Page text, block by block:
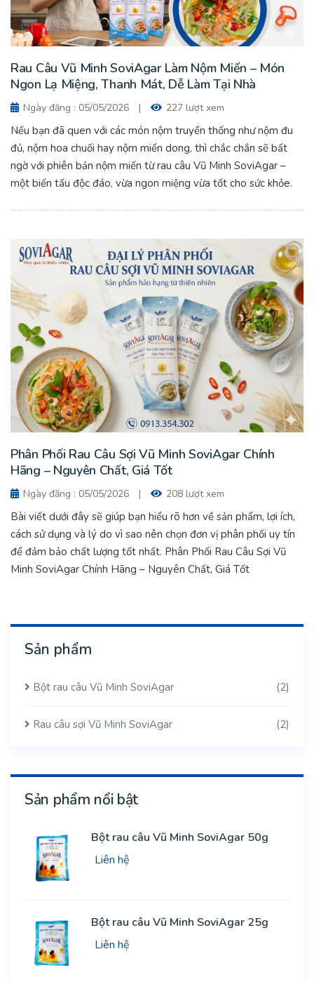
Rau Câu Vũ Minh SoviAgar Làm Nộm Miến – Món
Ngon Lạ Miệng, Thanh Mát, Dễ Làm Tại Nhà
Ngày đăng : 05/05/2026 | 227 lượt xem
Nếu bạn đã quen với các món nộm truyền thống như nộm đu
đủ, nộm hoa chuối hay nộm miến dong, thì chắc chắn sẽ bất
ngờ với phiên bản nộm miến từ rau câu Vũ Minh SoviAgar –
một biến tấu độc đáo, vừa ngon miệng vừa tốt cho sức khỏe.
Phân Phối Rau Câu Sợi Vũ Minh SoviAgar Chính
Hãng – Nguyên Chất, Giá Tốt
Ngày đăng : 05/05/2026 | 208 lượt xem
Bài viết dưới đây sẽ giúp bạn hiểu rõ hơn về sản phẩm, lợi ích,
cách sử dụng và lý do vì sao nên chọn đơn vị phân phối uy tín
để đảm bảo chất lượng tốt nhất. Phân Phối Rau Câu Sợi Vũ
Minh SoviAgar Chính Hãng – Nguyên Chất, Giá Tốt
Sản phẩm
Bột rau câu Vũ Minh SoviAgar (2)
Rau câu sợi Vũ Minh SoviAgar (2)
Sản phẩm nổi bật
Bột rau câu Vũ Minh SoviAgar 50g
Liên hệ
Bột rau câu Vũ Minh SoviAgar 25g
Liên hệ